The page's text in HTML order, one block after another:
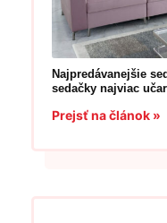
Najpredávanejšie
sedačky najviac
Prejsť na článok »